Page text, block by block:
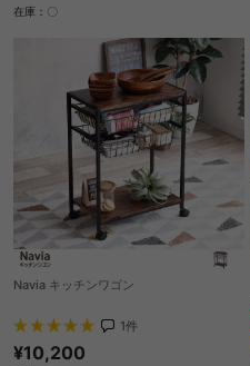
在庫：〇
Navia キッチンワゴン
1件
¥10,200